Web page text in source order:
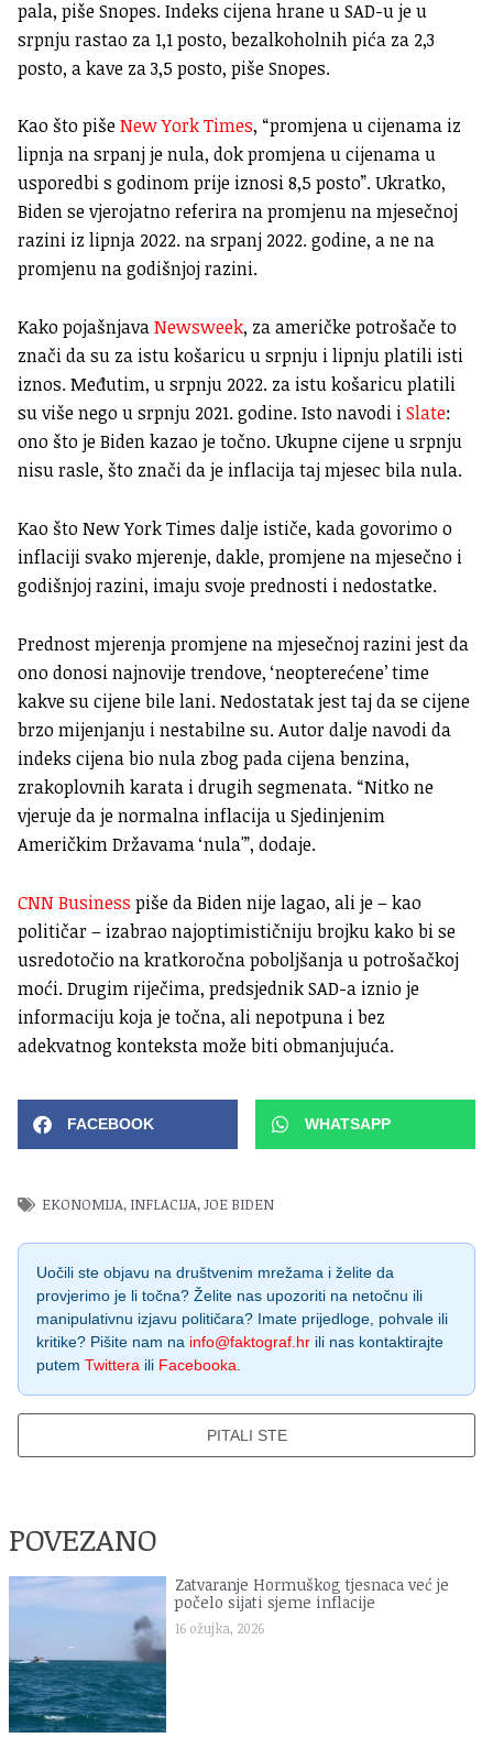
pala, piše Snopes. Indeks cijena hrane u SAD-u je u
srpnju rastao za 1,1 posto, bezalkoholnih pića za 2,3
posto, a kave za 3,5 posto, piše Snopes.
Kao što pišeNew York Times, “promjena u cijenama iz
lipnja na srpanj je nula, dok promjena u cijenama u
usporedbi s godinom prije iznosi 8,5 posto”. Ukratko,
Biden se vjerojatno referira na promjenu na mjesečnoj
razini iz lipnja 2022. na srpanj 2022. godine, a ne na
promjenu na godišnjoj razini.
Kako pojašnjavaNewsweek, za američke potrošače to
znači da su za istu košaricu u srpnju i lipnju platili isti
iznos. Međutim, u srpnju 2022. za istu košaricu platili
su više nego u srpnju 2021. godine. Isto navodi iSlate:
ono što je Biden kazao je točno. Ukupne cijene u srpnju
nisu rasle, što znači da je inflacija taj mjesec bila nula.
Kao što New York Times dalje ističe, kada govorimo o
inflaciji svako mjerenje, dakle, promjene na mjesečno i
godišnjoj razini, imaju svoje prednosti i nedostatke.
Prednost mjerenja promjene na mjesečnoj razini jest da
ono donosi najnovije trendove, ‘neopterećene’ time
kakve su cijene bile lani. Nedostatak jest taj da se cijene
brzo mijenjanju i nestabilne su. Autor dalje navodi da
indeks cijena bio nula zbog pada cijena benzina,
zrakoplovnih karata i drugih segmenata. “Nitko ne
vjeruje da je normalna inflacija u Sjedinjenim
Američkim Državama ‘nula'”, dodaje.
CNN Business piše da Biden nije lagao, ali je – kao
političar – izabrao najoptimističniju brojku kako bi se
usredotočio na kratkoročna poboljšanja u potrošačkoj
moći. Drugim riječima, predsjednik SAD-a iznio je
informaciju koja je točna, ali nepotpuna i bez
adekvatnog konteksta može biti obmanjujuća.
FACEBOOK WHATSAPP
EKONOMIJA, INFLACIJA,JOE BIDEN
Uočili ste objavu na društvenim mrežama i želite da
provjerimo je li točna? Želite nas upozoriti na netočnu ili
manipulativnu izjavu političara? Imate prijedloge, pohvale ili
kritike? Pišite nam na info@faktograf.hr ili nas kontaktirajte
putem Twittera ili Facebooka
PITALI STE
POVEZANO
Zatvaranje Hormuškog tjesnaca već je
počelo sijati sjeme inflacije
16 ožujka, 2026